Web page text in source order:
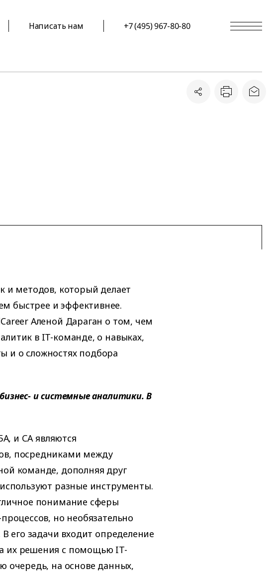
Написать нам +7 (495) 967-80-80
и методов, который делает
быстрее и эффективнее.
Аленой Дараган о том, чем
в IT-команде, о навыках,
и о сложностях подбора
и системные аналитики. В
и СА являются
посредниками между
команде, дополняя друг
разные инструменты.
понимание сферы
но необязательно
его задачи входит определение
их решения с помощью IT-
очередь, на основе данных,